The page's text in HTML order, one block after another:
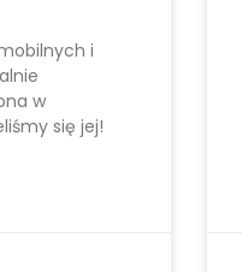
i
w
się jej!